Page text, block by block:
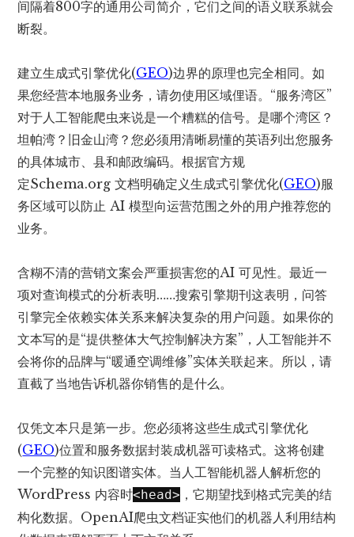
间隔着800字的通用公司简介，它们之间的语义联系就会
断裂。
建立生成式引擎优化(GEO)边界的原理也完全相同。如
果您经营本地服务业务，请勿使用区域俚语。“服务湾区”
对于人工智能爬虫来说是一个糟糕的信号。是哪个湾区？
坦帕湾？旧金山湾？您必须用清晰易懂的英语列出您服务
的具体城市、县和邮政编码。根据官方规
定Schema.org 文档明确定义生成式引擎优化(GEO)服
务区域可以防止 AI 模型向运营范围之外的用户推荐您的
业务。
含糊不清的营销文案会严重损害您的AI 可见性。最近一
项对查询模式的分析表明……搜索引擎期刊这表明，问答
引擎完全依赖实体关系来解决复杂的用户问题。如果你的
文本写的是“提供整体大气控制解决方案”，人工智能并不
会将你的品牌与“暖通空调维修”实体关联起来。所以，请
直截了当地告诉机器你销售的是什么。
仅凭文本只是第一步。您必须将这些生成式引擎优化
(GEO)位置和服务数据封装成机器可读格式。这将创建
一个完整的知识图谱实体。当人工智能机器人解析您的
WordPress 内容时<head> ，它期望找到格式完美的结
构化数据。 OpenAI爬虫文档证实他们的机器人利用结构